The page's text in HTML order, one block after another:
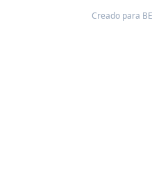
Creado para